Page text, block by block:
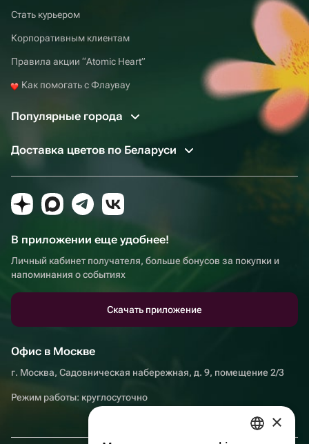
Стать курьером
Корпоративным клиентам
Правила акции “Atomic Heart”
Как помогать с Флаувау
Популярные города
Доставка цветов по Беларуси
В приложении еще удобнее!
Личный кабинет получателя, больше бонусов за покупки и
напоминания о событиях
Скачать приложение
Офис в Москве
г. Москва, Садовническая набережная, д. 9, помещение 2/3
Режим работы: круглосуточно
×